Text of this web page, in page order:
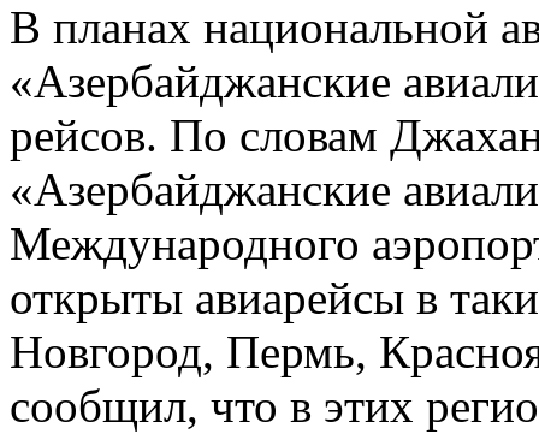
В планах национальной
«Азербайджанские
рейсов. По словам
«Азербайджанские
Международного
открыты авиарейсы в
Новгород, Пермь,
сообщил, что в этих